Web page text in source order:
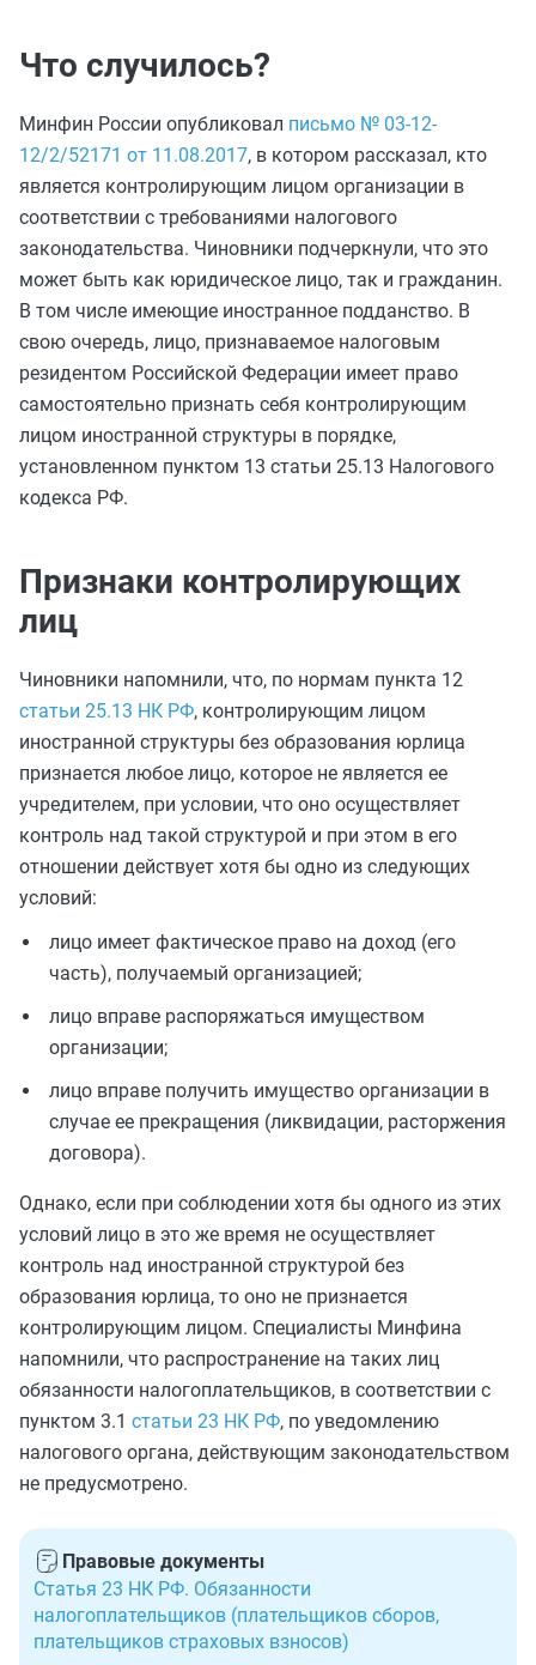
Что случилось?
Минфин России опубликовал письмо № 03-12-
12/2/52171 от 11.08.2017, в котором рассказал, кто
является контролирующим лицом организации в
соответствии с требованиями налогового
законодательства. Чиновники подчеркнули, что это
может быть как юридическое лицо, так и гражданин.
В том числе имеющие иностранное подданство. В
свою очередь, лицо, признаваемое налоговым
резидентом Российской Федерации имеет право
самостоятельно признать себя контролирующим
лицом иностранной структуры в порядке,
установленном пунктом 13 статьи 25.13 Налогового
кодекса РФ.
Признаки контролирующих
лиц
Чиновники напомнили, что, по нормам пункта 12
статьи 25.13 НК РФ, контролирующим лицом
иностранной структуры без образования юрлица
признается любое лицо, которое не является ее
учредителем, при условии, что оно осуществляет
контроль над такой структурой и при этом в его
отношении действует хотя бы одно из следующих
условий:
лицо имеет фактическое право на доход (его
часть), получаемый организацией;
лицо вправе распоряжаться имуществом
организации;
лицо вправе получить имущество организации в
случае ее прекращения (ликвидации, расторжения
договора).
Однако, если при соблюдении хотя бы одного из этих
условий лицо в это же время не осуществляет
контроль над иностранной структурой без
образования юрлица, то оно не признается
контролирующим лицом. Специалисты Минфина
напомнили, что распространение на таких лиц
обязанности налогоплательщиков, в соответствии с
пунктом 3.1 статьи 23 НК РФ, по уведомлению
налогового органа, действующим законодательством
не предусмотрено.
Правовые документы
Статья 23 НК РФ. Обязанности
налогоплательщиков (плательщиков сборов,
плательщиков страховых взносов)